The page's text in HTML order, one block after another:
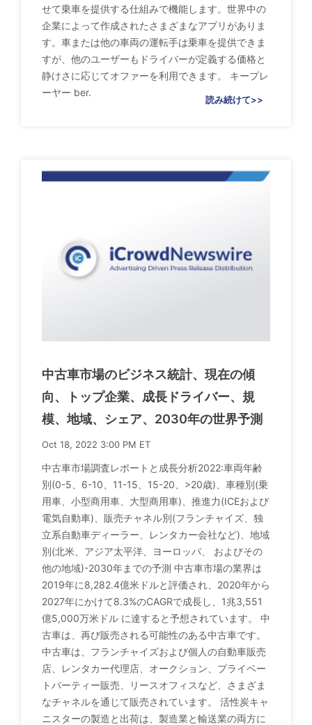
せて乗車を提供する仕組みで機能します。世界中の
企業によって作成されたさまざまなアプリがありま
す。車または他の車両の運転手は乗車を提供できま
すが、他のユーザーもドライバーが定義する価格と
静けさに応じてオファーを利用できます。 キープレ
ーヤー ber.
読み続けて>>
中古車市場のビジネス統計、現在の傾
向、トップ企業、成長ドライバー、規
模、地域、シェア、2030年の世界予測
Oct 18, 2022 3:00 PM ET
中古車市場調査レポートと成長分析2022:車両年齢
別(0-5、6-10、11-15、15-20、>20歳)、車種別(乗
用車、小型商用車、大型商用車)、推進力(ICEおよび
電気自動車)、販売チャネル別(フランチャイズ、独
立系自動車ディーラー、レンタカー会社など)、地域
別(北米、アジア太平洋、ヨーロッパ、 およびその
他の地域)-2030年までの予測 中古車市場の業界は
2019年に8,282.4億米ドルと評価され、2020年から
2027年にかけて8.3%のCAGRで成長し、1兆3,551
億5,000万米ドル に達すると予想されています。 中
古車は、再び販売される可能性のある中古車です。
中古車は、フランチャイズおよび個人の自動車販売
店、レンタカー代理店、オークション、プライベー
トパーティー販売、リースオフィスなど、さまざま
なチャネルを通じて販売されています。 活性炭キャ
ニスターの製造と出荷は、製造業と輸送業の両方に